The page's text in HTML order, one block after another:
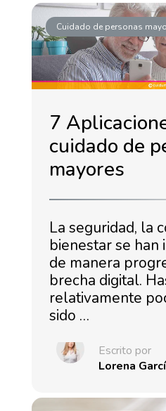
Cuidado de personas
7
cuidado de
mayores
La seguridad, la
bienestar se han
de manera
brecha digital.
relativamente
sido …
Escrito por
Lorena